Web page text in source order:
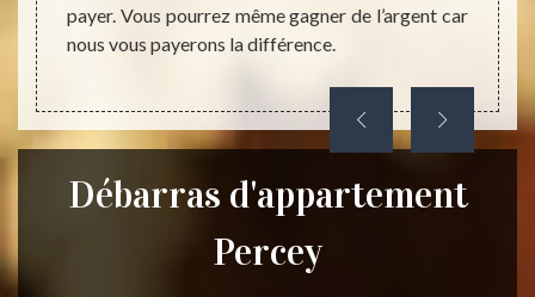
payer. Vous pourrez même gagner de l’argent car
nous vous payerons la différence.
Débarras d'appartement
Percey